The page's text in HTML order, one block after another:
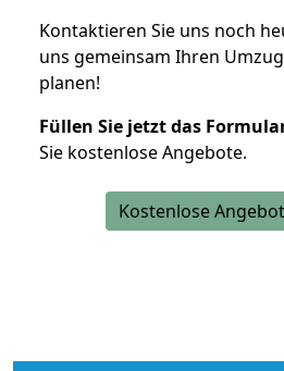
Kontaktieren Sie uns noch
uns gemeinsam Ihren
planen!
Füllen Sie jetzt das
Sie kostenlose Angebote.
Kostenlose